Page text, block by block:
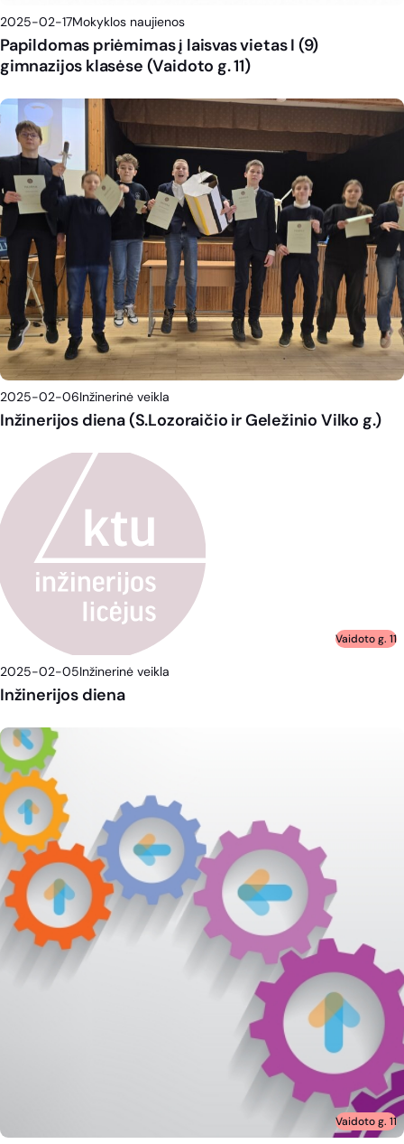
2025-02-17Mokyklos naujienos
Papildomas priėmimas į laisvas vietas I (9)
gimnazijos klasėse (Vaidoto g. 11)
2025-02-06Inžinerinė veikla
Inžinerijos diena (S.Lozoraičio ir Geležinio Vilko g.)
Vaidoto g. 11
2025-02-05Inžinerinė veikla
Inžinerijos diena
Vaidoto g. 11